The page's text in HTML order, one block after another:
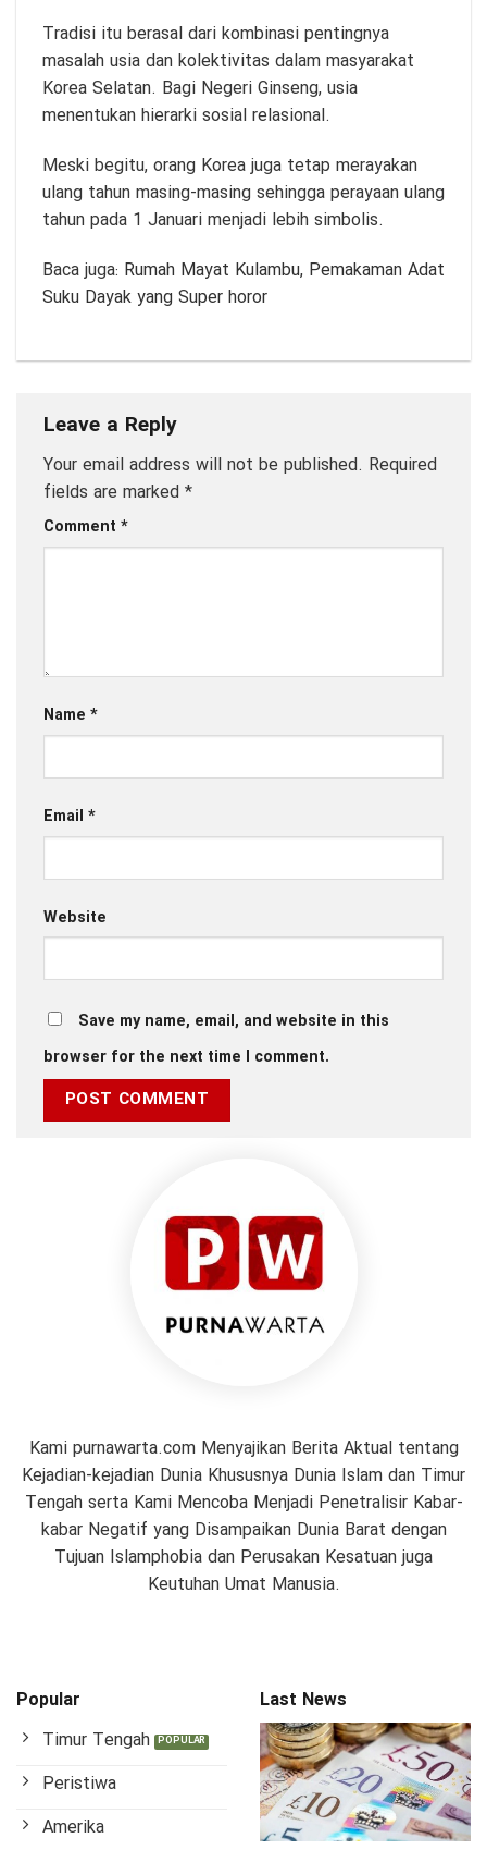
Tradisi itu berasal dari kombinasi pentingnya
masalah usia dan kolektivitas dalam masyarakat
Korea Selatan. Bagi Negeri Ginseng, usia
menentukan hierarki sosial relasional.
Meski begitu, orang Korea juga tetap merayakan
ulang tahun masing-masing sehingga perayaan ulang
tahun pada 1 Januari menjadi lebih simbolis.
Baca juga: Rumah Mayat Kulambu, Pemakaman Adat
Suku Dayak yang Super horor
Leave a Reply
Your email address will not be published. Required
fields are marked *
Comment *
Name *
Email *
Website
Save my name, email, and website in this
browser for the next time I comment.
Kami purnawarta.com Menyajikan Berita Aktual tentang
Kejadian-kejadian Dunia Khususnya Dunia Islam dan Timur
Tengah serta Kami Mencoba Menjadi Penetralisir Kabar-
kabar Negatif yang Disampaikan Dunia Barat dengan
Tujuan Islamphobia dan Perusakan Kesatuan juga
Keutuhan Umat Manusia.
Popular
Timur Tengah
Peristiwa
Amerika
Last News